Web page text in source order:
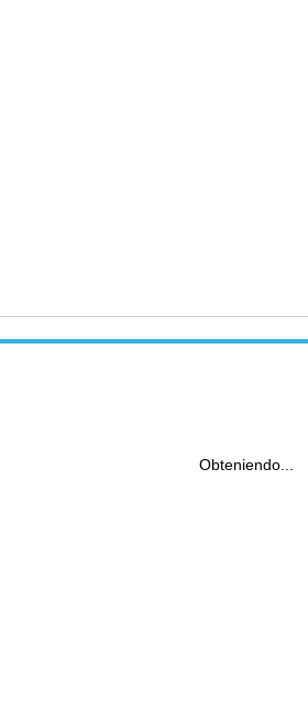
Obteniendo...